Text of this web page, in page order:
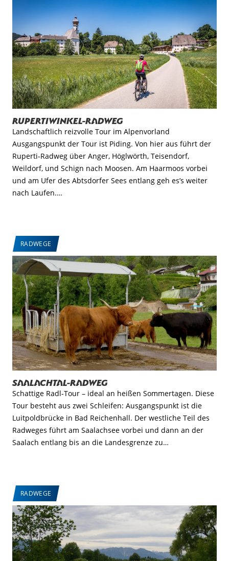
Rupertiwinkel-Radweg
Landschaftlich reizvolle Tour im Alpenvorland
Ausgangspunkt der Tour ist Piding. Von hier aus führt der
Ruperti-Radweg über Anger, Höglwörth, Teisendorf,
Weildorf, und Schign nach Moosen. Am Haarmoos vorbei
und am Ufer des Abtsdorfer Sees entlang geh es’s weiter
nach Laufen.…
RADWEGE
Saalachtal-Radweg
Schattige Radl-Tour – ideal an heißen Sommertagen. Diese
Tour besteht aus zwei Schleifen: Ausgangspunkt ist die
Luitpoldbrücke in Bad Reichenhall. Der westliche Teil des
Radweges führt am Saalachsee vorbei und dann an der
Saalach entlang bis an die Landesgrenze zu…
RADWEGE